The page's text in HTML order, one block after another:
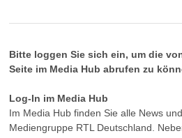
Bitte loggen Sie sich ein, um die
Seite im Media Hub abrufen zu
Log-In im Media Hub
Im Media Hub finden Sie alle News
Mediengruppe RTL Deutschland.